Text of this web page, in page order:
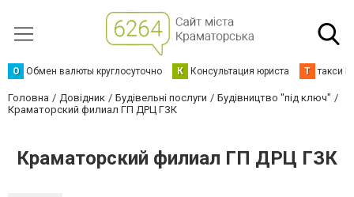
О Обмен валюты круглосуточно К Консультация юриста Т такси
Головна Довідник Будівельні послуги
Будівництво "під ключ"
Краматорский филиал ГП ДРЦ ГЗК
Краматорский филиал ГП ДРЦ ГЗК